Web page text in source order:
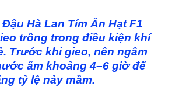
Hà Lan Tím Ăn Hạt F1
trồng trong điều kiện khí
Trước khi gieo, nên ngâm
ấm khoảng 4–6 giờ để
tỷ lệ nảy mầm.